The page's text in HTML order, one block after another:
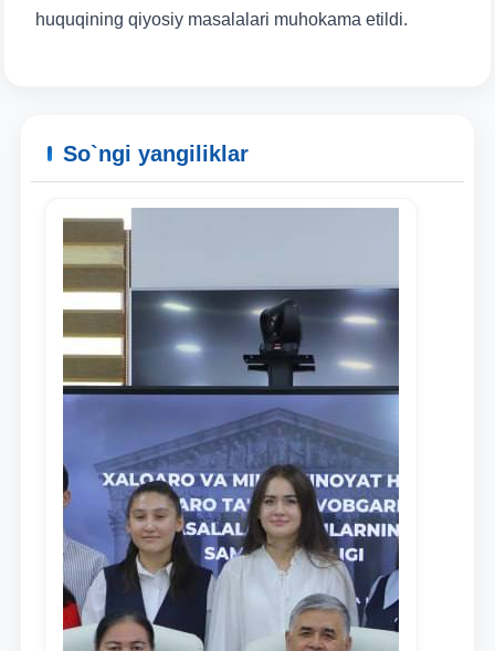
Ism va familiyangiz
Telefon raqamingiz
Pochta
huquqining qiyosiy masalalari muhokama etildi.
So`ngi yangiliklar